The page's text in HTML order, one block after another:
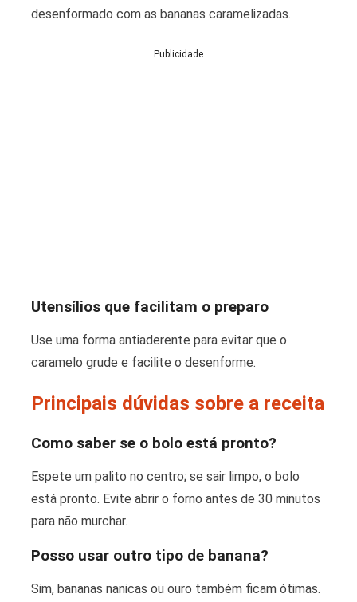
desenformado com as bananas caramelizadas.
Publicidade
Utensílios que facilitam o preparo
Use uma forma antiaderente para evitar que o
caramelo grude e facilite o desenforme.
Principais dúvidas sobre a receita
Como saber se o bolo está pronto?
Espete um palito no centro; se sair limpo, o bolo
está pronto. Evite abrir o forno antes de 30 minutos
para não murchar.
Posso usar outro tipo de banana?
Sim, bananas nanicas ou ouro também ficam ótimas.